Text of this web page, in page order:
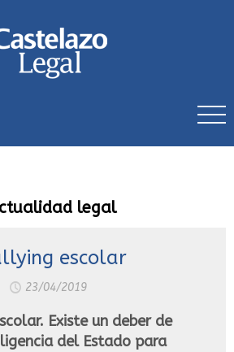
legal
escolar
23/04/2019
Existe un deber de
del Estado para